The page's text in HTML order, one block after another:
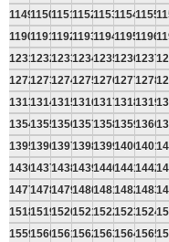
1149115011511152115311541155
1190119111921193119411951196
1231123212331234123512361237
1272127312741275127612771278
1313131413151316131713181319
1354135513561357135813591360
1395139613971398139914001401
1436143714381439144014411442
1477147814791480148114821483
1518151915201521152215231524
1559156015611562156315641565